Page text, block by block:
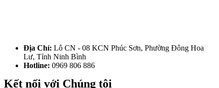
Địa Chỉ: Lô CN - 08 KCN Phúc Sơn, Phường Đông Hoa
Lư, Tỉnh Ninh Bình
Hotline: 0969 806 886
Kết nối với Chúng tôi